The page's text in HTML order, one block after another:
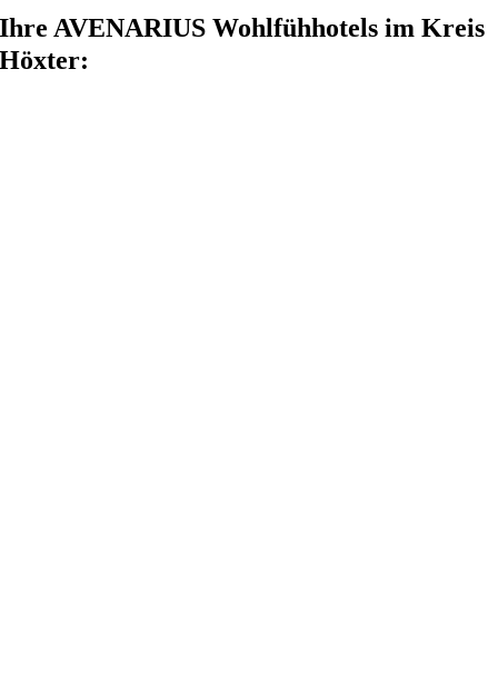
Ihre AVENARIUS Wohlfühhotels im Kreis
Höxter: